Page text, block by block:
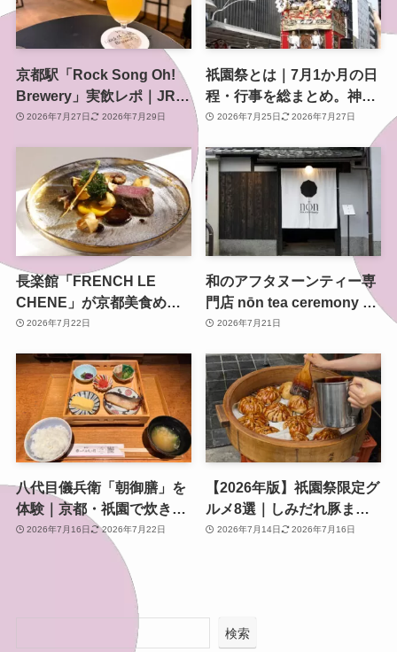
京都駅「Rock Song Oh!
Brewery」実飲レポ｜JR東
海グループ初の自社醸造ク
2026年7月27日 2026年7月29日
祇園祭とは｜7月1か月の日
程・行事を総まとめ。神幸
祭・山鉾巡行・還幸祭まで
2026年7月25日 2026年7月27日
長楽館「FRENCH LE
CHENE」が京都美食めぐ
り2026夏に参加 丹波牛の
洋館で
2026年7月22日
和のアフタヌーンティー専
門店 nōn tea ceremony 東
山がオープン セルフリノ
な茶の時間を
2026年7月21日
八代目儀兵衛「朝御膳」を
体験｜京都・祇園で炊きた
て土鍋ごはんと黄金のおこ
げを味わう朝時間
2026年7月16日 2026年7月22日
【2026年版】祇園祭限定グ
ルメ8選｜しみだれ豚ま
ん・行者餅から宵山限定ス
2026年7月14日 2026年7月16日
検索